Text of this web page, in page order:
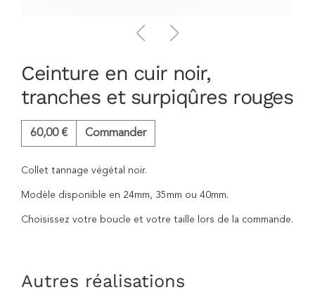
Ceinture en cuir noir,
tranches et surpiqûres rouges
60,00€ Commander
Collet tannage végétal noir.
Modèle disponible en 24mm, 35mm ou 40mm.
Choisissez votre boucle et votre taille lors de la commande.
Autres réalisations